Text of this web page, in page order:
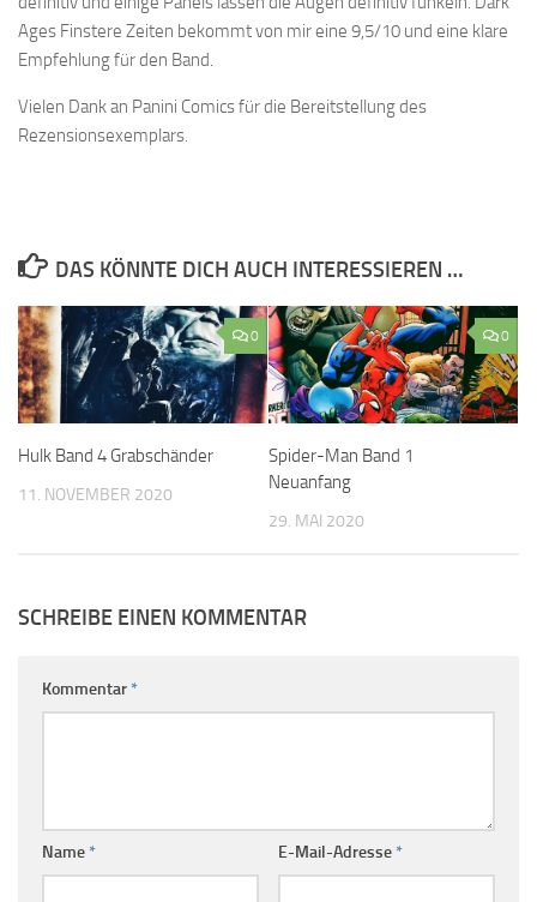
Ages Finstere Zeiten bekommt von mir eine 9,5/10 und eine klare
Empfehlung für den Band.
Vielen Dank an Panini Comics für die Bereitstellung des
Rezensionsexemplars.
DAS KÖNNTE DICH AUCH INTERESSIEREN …
0
Hulk Band 4 Grabschänder
11. NOVEMBER 2020
0
Spider-Man Band 1
Neuanfang
29. MAI 2020
SCHREIBE EINEN KOMMENTAR
Kommentar*
Name* E-Mail-Adresse*